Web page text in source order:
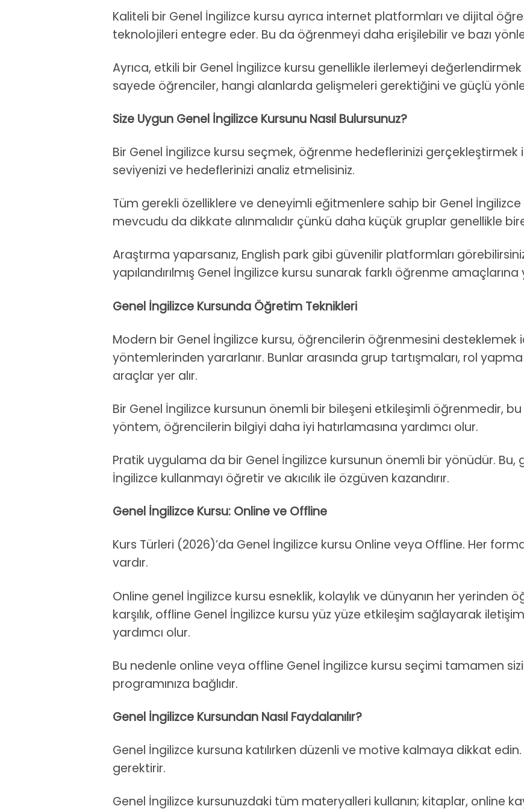
Kaliteli bir Genel İngilizce kursu ayrıca internet platformları ve dijital
teknolojileri entegre eder. Bu da öğrenmeyi daha erişilebilir ve bazı
Ayrıca, etkili bir Genel İngilizce kursu genellikle ilerlemeyi
sayede öğrenciler, hangi alanlarda gelişmeleri gerektiğini ve güçlü
Size Uygun Genel İngilizce Kursunu Nasıl Bulursunuz?
Bir Genel İngilizce kursu seçmek, öğrenme hedeflerinizi gerçekleştirmek
seviyenizi ve hedeflerinizi analiz etmelisiniz.
Tüm gerekli özelliklere ve deneyimli eğitmenlere sahip bir Genel İngilizce
mevcudu da dikkate alınmalıdır çünkü daha küçük gruplar genellikle
Araştırma yaparsanız, English park gibi güvenilir platformları
yapılandırılmış Genel İngilizce kursu sunarak farklı öğrenme amaçlarına
Genel İngilizce Kursunda Öğretim Teknikleri
Modern bir Genel İngilizce kursu, öğrencilerin öğrenmesini
yöntemlerinden yararlanır. Bunlar arasında grup tartışmaları, rol
araçlar yer alır.
Bir Genel İngilizce kursunun önemli bir bileşeni etkileşimli öğrenmedir, bu
yöntem, öğrencilerin bilgiyi daha iyi hatırlamasına yardımcı olur.
Pratik uygulama da bir Genel İngilizce kursunun önemli bir yönüdür.
İngilizce kullanmayı öğretir ve akıcılık ile özgüven kazandırır.
Genel İngilizce Kursu: Online ve Offline
Kurs Türleri (2026)’da Genel İngilizce kursu Online veya Offline. Her
vardır.
Online genel İngilizce kursu esneklik, kolaylık ve dünyanın her yerinden
karşılık, offline Genel İngilizce kursu yüz yüze etkileşim sağlayarak
yardımcı olur.
Bu nedenle online veya offline Genel İngilizce kursu seçimi tamamen
programınıza bağlıdır.
Genel İngilizce Kursundan Nasıl Faydalanılır?
Genel İngilizce kursuna katılırken düzenli ve motive kalmaya dikkat
gerektirir.
Genel İngilizce kursunuzdaki tüm materyalleri kullanın; kitaplar, online